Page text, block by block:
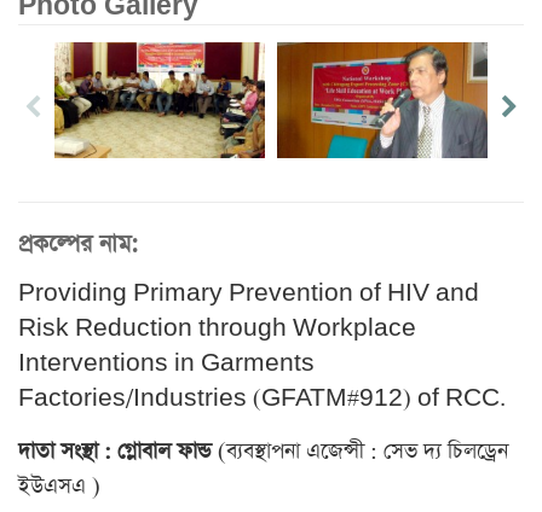
Photo Gallery
প্রকল্পের নাম:
Providing Primary Prevention of HIV and
Risk Reduction through Workplace
Interventions in Garments
Factories/Industries (GFATM#912) of RCC.
দাতা সংস্থা : গ্লোবালফান্ড(ব্যবস্থাপনা এজেন্সী : সেভ দ্য চিলড্রেন
ইউএসএ )